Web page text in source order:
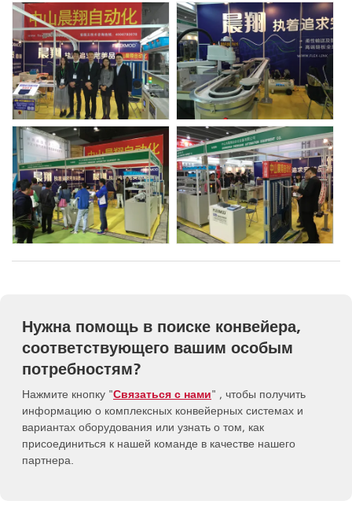
Нужна помощь в поиске конвейера,
соответствующего вашим особым
потребностям?
Нажмите кнопку "Связаться с нами" , чтобы получить
информацию о комплексных конвейерных системах и
вариантах оборудования или узнать о том, как
присоединиться к нашей команде в качестве нашего
партнера.